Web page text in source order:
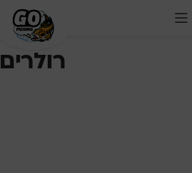
רולרים